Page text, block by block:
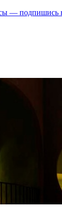
— подпишись